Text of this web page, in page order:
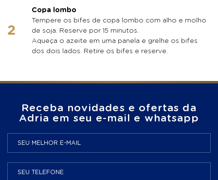
Copa lombo
Tempere os bifes de copa lombo com alho e molho
de soja. Reserve por 15 minutos.
Aqueça o azeite em uma panela e grelhe os bifes
dos dois lados. Retire os bifes e reserve.
Receba novidades e ofertas da
Adria em seu e-mail e whatsapp